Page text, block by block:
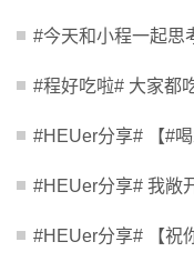
#今天和小程一起思考了吗# 我国古代有很多计
#程好吃啦# 大家都吃到什么
#HEUer分享# 【#喝水多和喝水少的人身体差在哪
#HEUer分享# 我敞开胸膛 让宇宙进来 像
#HEUer分享# 【祝你得高分！#用哪吒视角打开